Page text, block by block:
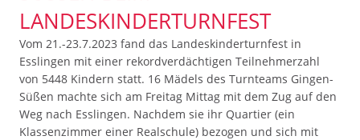
ANDESKINDERTURNFEST
Vom 21.-23.7.2023 fand das Landeskinderturnfest in
Esslingen mit einer rekordverdächtigen Teilnehmerzahl
von 5448 Kindern statt. 16 Mädels des Turnteams Gingen-
Süßen machte sich am Freitag Mittag mit dem Zug auf den
Weg nach Esslingen. Nachdem sie ihr Quartier (ein
Klassenzimmer einer Realschule) bezogen und sich mit